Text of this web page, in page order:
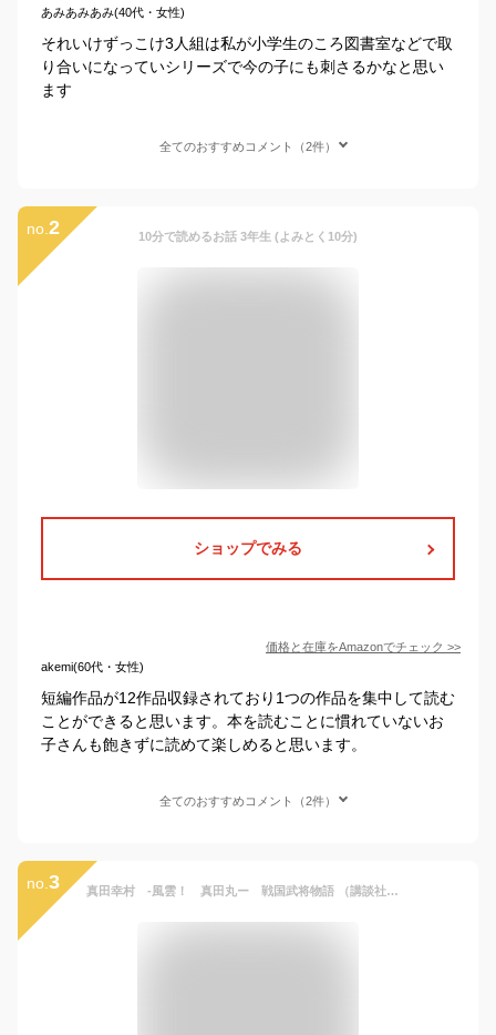
あみあみあみ(40代・女性)
それいけずっこけ3人組は私が小学生のころ図書室などで取
り合いになっていシリーズで今の子にも刺さるかなと思い
ます
全てのおすすめコメント（2件）
no. 2 10分で読めるお話 3年生 (よみとく10分)
ショップでみる
価格と在庫をAmazonでチェック >>
akemi(60代・女性)
短編作品が12作品収録されており1つの作品を集中して読む
ことができると思います。本を読むことに慣れていないお
子さんも飽きずに読めて楽しめると思います。
全てのおすすめコメント（2件）
no. 3 真田幸村 -風雲！ 真田丸ー 戦国武将物語 （講談社青い鳥文庫） [ 小沢 章友 ]